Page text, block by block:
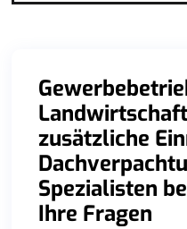
zusätzliche
Spezialisten
Ihre Fragen